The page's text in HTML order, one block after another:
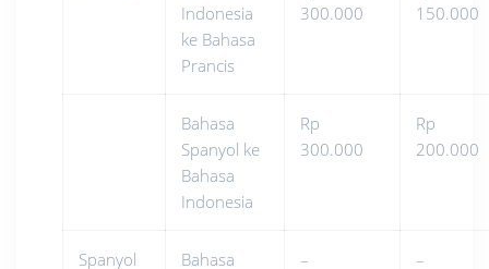
Indonesia
ke Bahasa
Prancis
300.000
150.000
Bahasa
Spanyol ke
Bahasa
Indonesia
Rp
300.000
Rp
200.000
Spanyol
Bahasa
– –